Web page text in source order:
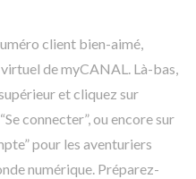
client bien-aimé,
de myCANAL. Là-bas,
et cliquez sur
connecter”, ou encore sur
pour les aventuriers
numérique. Préparez-